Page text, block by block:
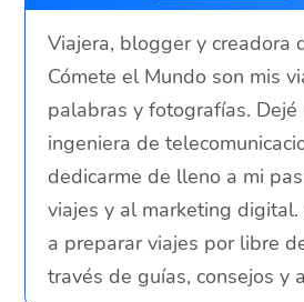
Viajera, blogger y creadora
Cómete el Mundo son mis
palabras y fotografías.
ingeniera de
dedicarme de lleno a mi
viajes y al marketing
a preparar viajes por libre
través de guías, consejos y